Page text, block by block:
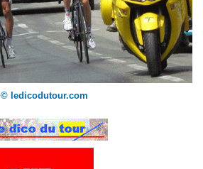
© ledicodutour.com